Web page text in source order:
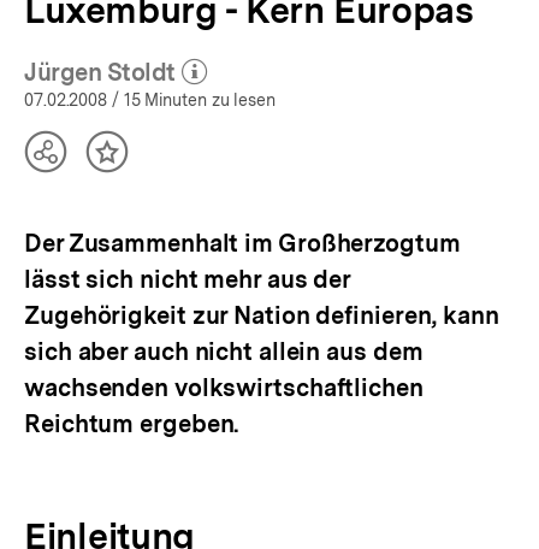
Luxemburg - Kern Europas
Jürgen Stoldt
(Mehr zum Autor)
öffnen
07.02.2008 / 15 Minuten zu lesen
TeilenInhalt
Der Zusammenhalt im Großherzogtum
lässt sich nicht mehr aus der
Zugehörigkeit zur Nation definieren, kann
sich aber auch nicht allein aus dem
wachsenden volkswirtschaftlichen
Reichtum ergeben.
Einleitung